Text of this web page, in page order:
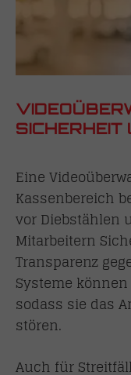
Eine
Kassenbereich
vor Diebstählen
Mitarbeitern
Transparenz
Systeme
sodass sie das
stören.
Auch für